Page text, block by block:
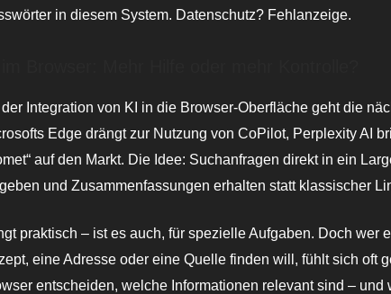
in diesem System. Datenschutz? Fehlanzeige.
der Integration von KI in die Browser-Oberfläche geht die
Edge drängt zur Nutzung von CoPilot, Perplexity AI
auf den Markt. Die Idee: Suchanfragen direkt in ein
und Zusammenfassungen erhalten statt klassischer
praktisch – ist es auch, für spezielle Aufgaben. Doch wer
eine Adresse oder eine Quelle finden will, fühlt sich oft
entscheiden, welche Informationen relevant sind – und